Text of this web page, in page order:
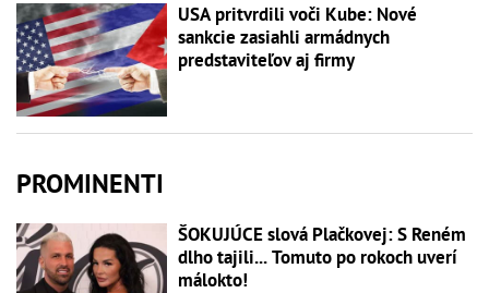
USA pritvrdili voči Kube: Nové
sankcie zasiahli armádnych
predstaviteľov aj firmy
PROMINENTI
ŠOKUJÚCE slová Plačkovej: S Reném
dlho tajili... Tomuto po rokoch uverí
málokto!